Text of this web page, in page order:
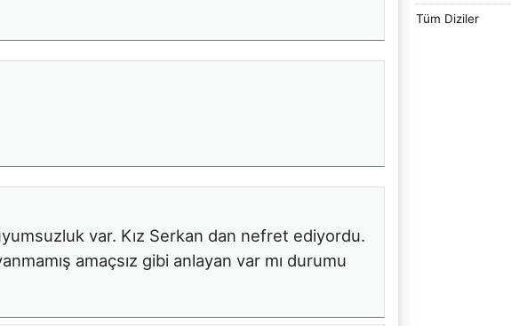
var. Kız Serkan dan nefret ediyordu.
amaçsız gibi anlayan var mı durumu
Tüm Diziler